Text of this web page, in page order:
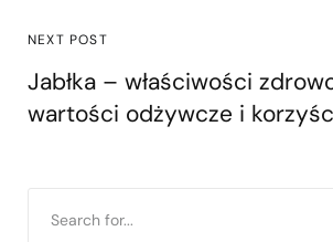
NEXT POST
Jabłka – właściwości
wartości odżywcze i